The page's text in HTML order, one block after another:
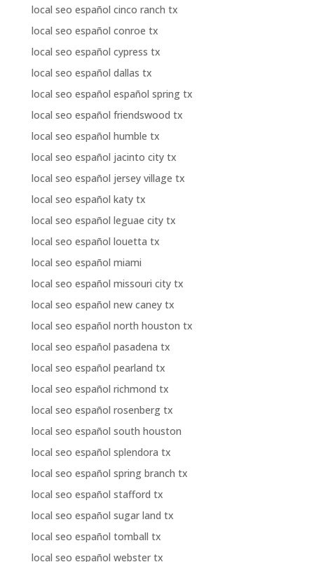
local seo español cinco ranch tx
local seo español conroe tx
local seo español cypress tx
local seo español dallas tx
local seo español español spring tx
local seo español friendswood tx
local seo español humble tx
local seo español jacinto city tx
local seo español jersey village tx
local seo español katy tx
local seo español leguae city tx
local seo español louetta tx
local seo español miami
local seo español missouri city tx
local seo español new caney tx
local seo español north houston tx
local seo español pasadena tx
local seo español pearland tx
local seo español richmond tx
local seo español rosenberg tx
local seo español south houston
local seo español splendora tx
local seo español spring branch tx
local seo español stafford tx
local seo español sugar land tx
local seo español tomball tx
local seo español webster tx